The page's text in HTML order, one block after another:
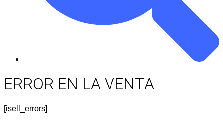
ERROR EN LA VENTA
[isell_errors]